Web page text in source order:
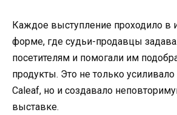
Каждое выступление проходило в
форме, где судьи-продавцы
посетителям и помогали им
продукты. Это не только
Caleaf, но и создавало
выставке.